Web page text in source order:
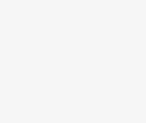
Chloride,